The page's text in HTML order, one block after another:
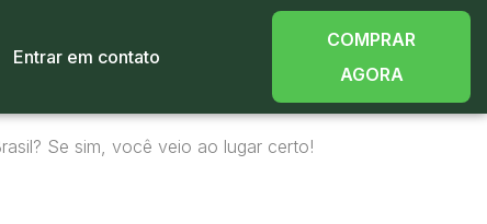
Entrar em contato
COMPRAR
AGORA
Se sim, você veio ao lugar certo!